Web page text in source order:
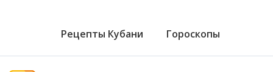
Рецепты Кубани Гороскопы